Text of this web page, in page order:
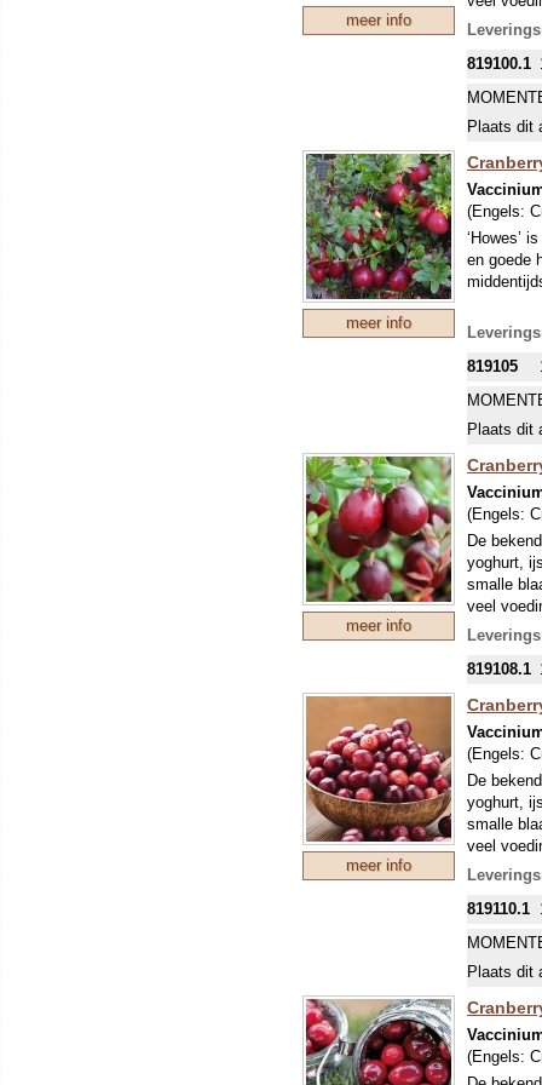
meer info
'Early
smaak
819100.1
Plaats dit
meer info
(Engels:
‘Howes’
en goede
819105
Plaats dit
meer info
(Engels:
De
yoghurt,
smalle
veel
dan ‘Early
819108.1
meer info
(Engels:
De
yoghurt,
smalle
veel
Pilgrim is
819110.1
Plaats dit
(Engels: